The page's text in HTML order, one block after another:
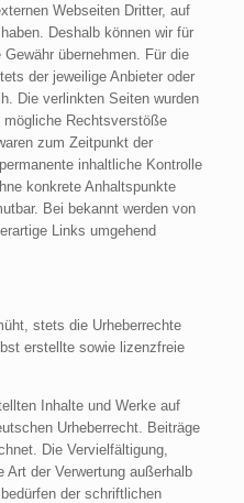
Webseiten Dritter, auf
Deshalb können wir für
übernehmen. Für die
der jeweilige Anbieter oder
Die verlinkten Seiten wurden
Rechtsverstöße
zum Zeitpunkt der
inhaltliche Kontrolle
konkrete Anhaltspunkte
Bei bekannt werden von
Links umgehend
stets die Urheberrechte
erstellte sowie lizenzfreie
Inhalte und Werke auf
Urheberrecht. Beiträge
Die Vervielfältigung,
Art der Verwertung außerhalb
der schriftlichen